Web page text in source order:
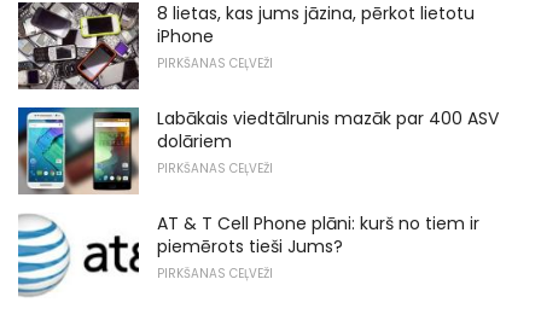
8 lietas, kas jums jāzina, pērkot lietotu
iPhone
PIRKŠANAS CEĻVEŽI
Labākais viedtālrunis mazāk par 400 ASV
dolāriem
PIRKŠANAS CEĻVEŽI
AT & T Cell Phone plāni: kurš no tiem ir
piemērots tieši Jums?
PIRKŠANAS CEĻVEŽI